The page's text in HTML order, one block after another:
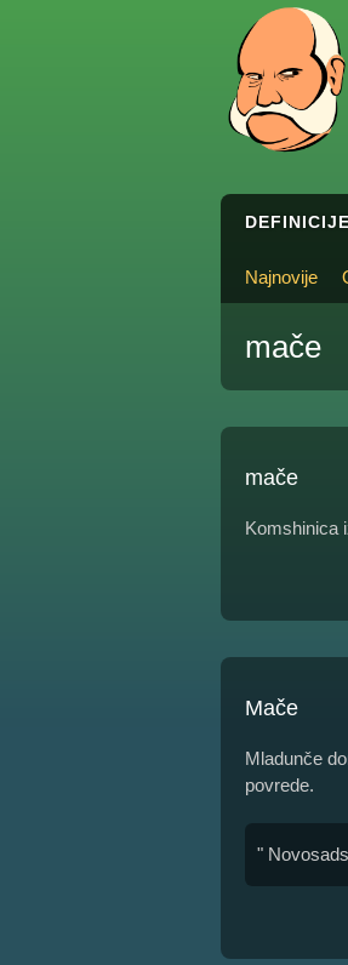
DEFINICIJE
Najnovije
mače
mače
Komshinica
Mače
Mladunče
povrede.
"